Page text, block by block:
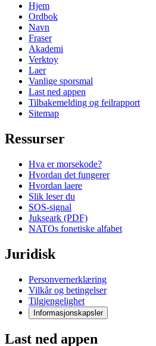
Hjem
Ordbok
Navn
Fraser
Akademi
Verktoy
Laer
Vanlige sporsmal
Last ned appen
Tilbakemelding og feilrapport
Sitemap
Ressurser
Hva er morsekode?
Hvordan det fungerer
Hvordan laere
Slik leser du
SOS-signal
Jukseark (PDF)
NATOs fonetiske alfabet
Juridisk
Personvernerklæring
Vilkår og betingelser
Tilgjengelighet
Informasjonskapsler
Last ned appen